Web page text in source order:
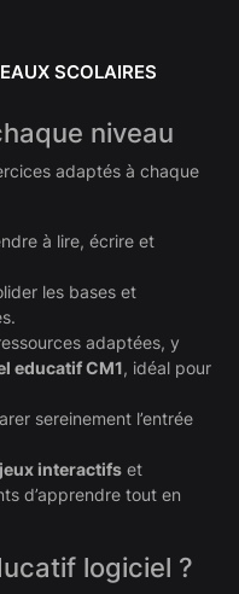
SCOLAIRES
niveau
adaptés à chaque
à lire, écrire et
les bases et
adaptées, y
educatif CM1, idéal pour
sereinement l’entrée
jeux interactifs et
d’apprendre tout en
logiciel ?